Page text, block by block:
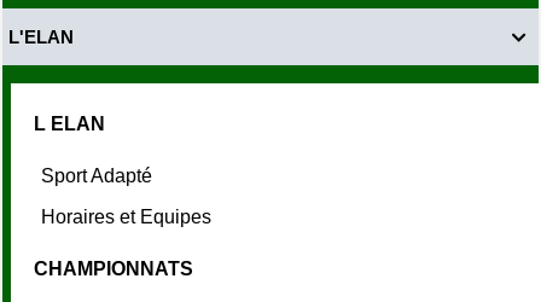

L'ELAN
L ELAN
Sport Adapté
Horaires et Equipes
CHAMPIONNATS